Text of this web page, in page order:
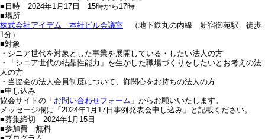
■日時 2024年1月17日 15時から17時
■場所
株式会社アイデム 本社ビル会議室 （地下鉄丸の内線 新宿御苑駅 徒歩
1分）
■対象
・シニア世代を対象とした事業を展開している・したい法人の方
・「シニア世代の結晶性能力」を生かした職場づくりをしたいとお考えの法
人の方
・当協会の法人会員制度について、御関心をお持ちの法人の方
■申し込み
協会サイトの「 お問い合わせフォーム 」からお願いいたします。
メッセージ欄に「2024年1月17日事例発表会申し込み」と記載ください。
■募集締切 2024年1月15日
■参加費 無料